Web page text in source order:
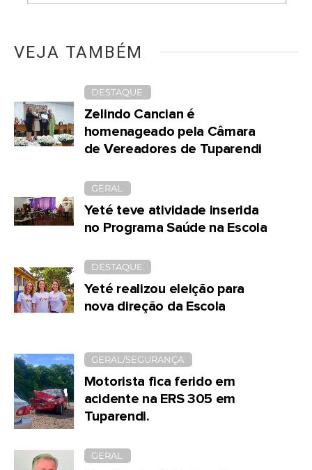
VEJA TAMBÉM
DESTAQUE
Zelindo Cancian é
homenageado pela Câmara
de Vereadores de Tuparendi
GERAL
Yeté teve atividade inserida
no Programa Saúde na Escola
DESTAQUE
Yeté realizou eleição para
nova direção da Escola
GERAL/SEGURANÇA
Motorista fica ferido em
acidente na ERS 305 em
Tuparendi.
GERAL